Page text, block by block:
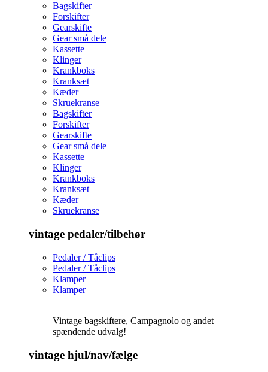
Bagskifter
Forskifter
Gearskifte
Gear små dele
Kassette
Klinger
Krankboks
Kranksæt
Kæder
Skruekranse
Bagskifter
Forskifter
Gearskifte
Gear små dele
Kassette
Klinger
Krankboks
Kranksæt
Kæder
Skruekranse
vintage pedaler/tilbehør
Pedaler / Tåclips
Pedaler / Tåclips
Klamper
Klamper
Vintage bagskiftere, Campagnolo og andet
spændende udvalg!
vintage hjul/nav/fælge